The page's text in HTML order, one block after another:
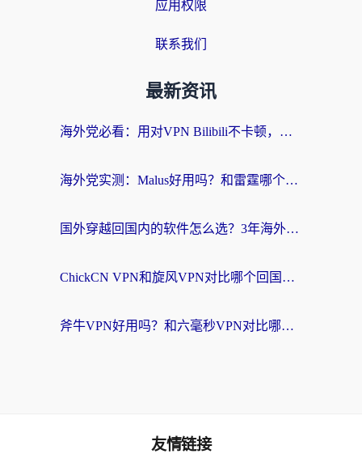
应用权限
联系我们
最新资讯
海外党必看：用对VPN Bilibili不卡顿，英国玩国内游戏也丝滑——2026回国加速器选择指南
海外党实测：Malus好用吗？和雷霆哪个好？+ 3款热门加速器深度对比
国外穿越回国内的软件怎么选？3年海外党亲测实用指南，告别地域限制
ChickCN VPN和旋风VPN对比哪个回国效果更好？海外党实测回国内网神器指南
斧牛VPN好用吗？和六毫秒VPN对比哪个回国效果更好？海外党亲测实用指南
友情链接